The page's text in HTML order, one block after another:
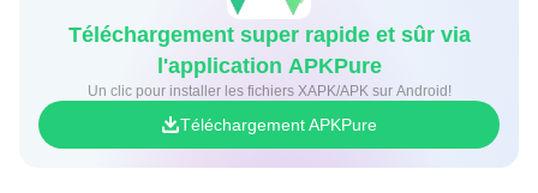
Téléchargement super rapide et sûr via
l'application APKPure
Un clic pour installer les fichiers XAPK/APK sur Android!
Téléchargement APKPure